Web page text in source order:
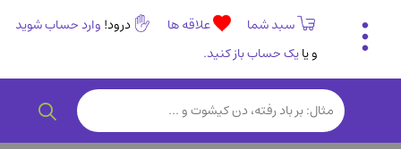
سبد شما علاقه ها درود! وارد حساب شوید
و یایک حساب باز کنید.
تاریخی و فرهنگی
(838)
رمان و داستان ایرانی(307)